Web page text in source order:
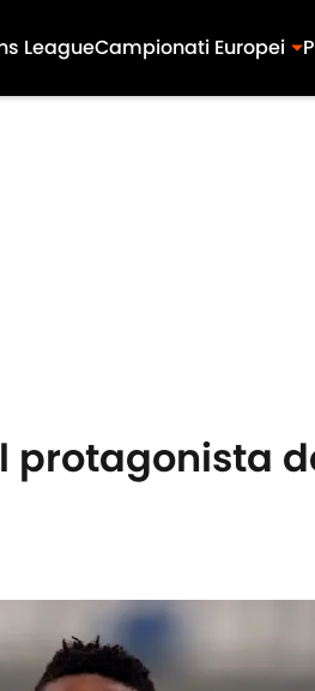
LeagueCampionati Europei
protagonista